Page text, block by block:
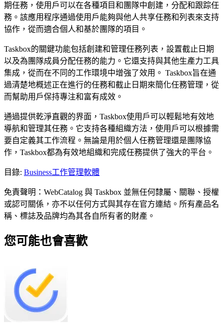
期任務，使用戶可以在各種項目和團隊中創建，分配和跟踪任
務。該應用程序通過使用戶能夠與他人共享任務和列表來支持
協作，從而適合個人和基於團隊的項目。
Taskbox的關鍵功能包括創建和管理任務列表，設置截止日期
以及為團隊成員分配任務的能力。它還支持與其他生產力工具
集成，從而在不同的工作環境中增強了效用。 Taskbox旨在通
過清楚地概述正在進行的任務和截止日期來簡化任務管理，從
而幫助用戶保持專注和富有成效。
通過提供乾淨直觀的界面，Taskbox使用戶可以輕鬆地有效地
導航和管理其任務。它支持各種組織方法，使用戶可以根據需
要自定義其工作流程。無論是用於個人任務管理還是團隊協
作，Taskbox都為有效地組織和完成任務提供了強大的平台。
目錄: Business工作管理軟體
免責聲明：WebCatalog 與 Taskbox 並無任何隸屬、關聯、授權
或認可關係，亦不以任何方式與其存在官方連結。所有產品名
稱、標誌及品牌均為其各自所有者的財產。
您可能也會喜歡